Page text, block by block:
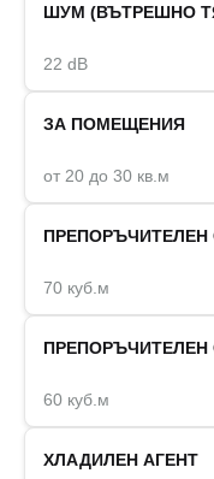
ШУМ (ВЪТРЕШНО
22 dB
ЗА ПОМЕЩЕНИЯ
от 20 до 30 кв.м
70 куб.м
60 куб.м
ХЛАДИЛЕН АГЕНТ